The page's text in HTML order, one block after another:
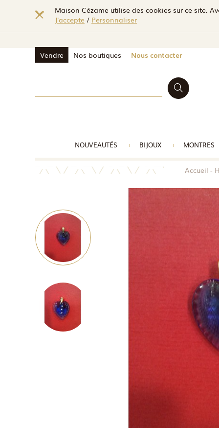
Maison Cézame utilise des cookies sur ce site.
J'accepte / Personnaliser
Vendre Nos boutiques Nous contacter
NOUVEAUTÉS BIJOUX MONTRES
Accueil